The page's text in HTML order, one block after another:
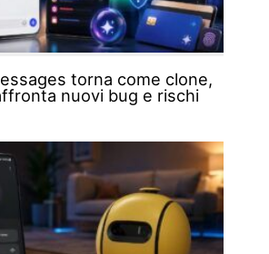
torna come clone,
nuovi bug e rischi